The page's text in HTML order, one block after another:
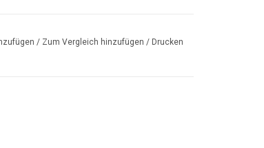
/ Zum Vergleich hinzufügen / Drucken